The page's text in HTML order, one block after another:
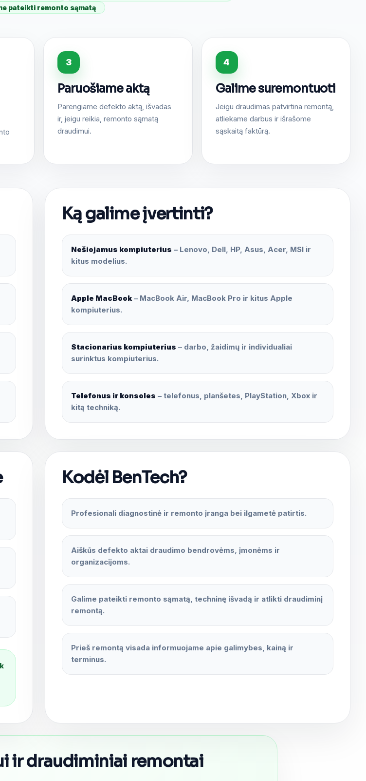
pateikti remonto sąmatą
3
Paruošiame aktą
Parengiame defekto aktą, išvadas
ir, jeigu reikia, remonto sąmatą
draudimui.
4
Galime suremontuoti
Jeigu draudimas patvirtina remontą,
atliekame darbus ir išrašome
sąskaitą faktūrą.
Ką galime įvertinti?
Nešiojamus kompiuterius – Lenovo, Dell, HP, Asus, Acer, MSI ir
kitus modelius.
Apple MacBook– MacBook Air, MacBook Pro ir kitus Apple
kompiuterius.
Stacionarius kompiuterius – darbo, žaidimų ir individualiai
surinktus kompiuterius.
Telefonus ir konsoles – telefonus, planšetes, PlayStation, Xbox ir
kitą techniką.
Kodėl BenTech?
Profesionali diagnostinė ir remonto įranga bei ilgametė patirtis.
Aiškūs defekto aktai draudimo bendrovėms, įmonėms ir
organizacijoms.
Galime pateikti remonto sąmatą, techninę išvadą ir atlikti draudiminį
remontą.
Prieš remontą visada informuojame apie galimybes, kainą ir
terminus.
ir draudiminiai remontai